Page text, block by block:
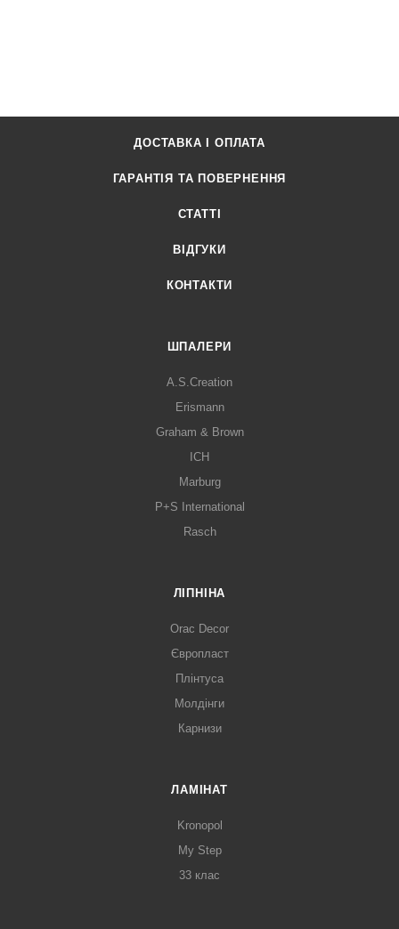
ДОСТАВКА І ОПЛАТА
ГАРАНТІЯ ТА ПОВЕРНЕННЯ
СТАТТІ
ВІДГУКИ
КОНТАКТИ
ШПАЛЕРИ
A.S.Creation
Erismann
Graham & Brown
ICH
Marburg
P+S International
Rasch
ЛІПНІНА
Orac Decor
Європласт
Плінтуса
Молдінги
Карнизи
ЛАМІНАТ
Kronopol
My Step
33 клас